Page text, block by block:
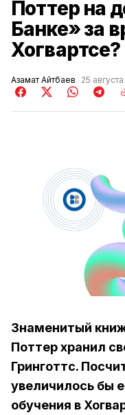
Поттер на
Банке» за
Хогвартсе?
Азамат Айтбаев 25
Знаменитый
Поттер хранил
Гринготтс.
увеличилось бы
обучения в